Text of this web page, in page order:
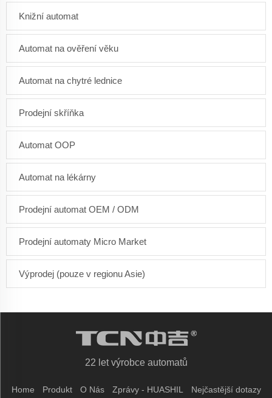
Knižní automat
Automat na ověření věku
Automat na chytré lednice
Prodejní skříňka
Automat OOP
Automat na lékárny
Prodejní automat OEM / ODM
Prodejní automaty Micro Market
Výprodej (pouze v regionu Asie)
22 let výrobce automatů
Home Produkt O Nás Zprávy - HUASHIL Nejčastější dotazy